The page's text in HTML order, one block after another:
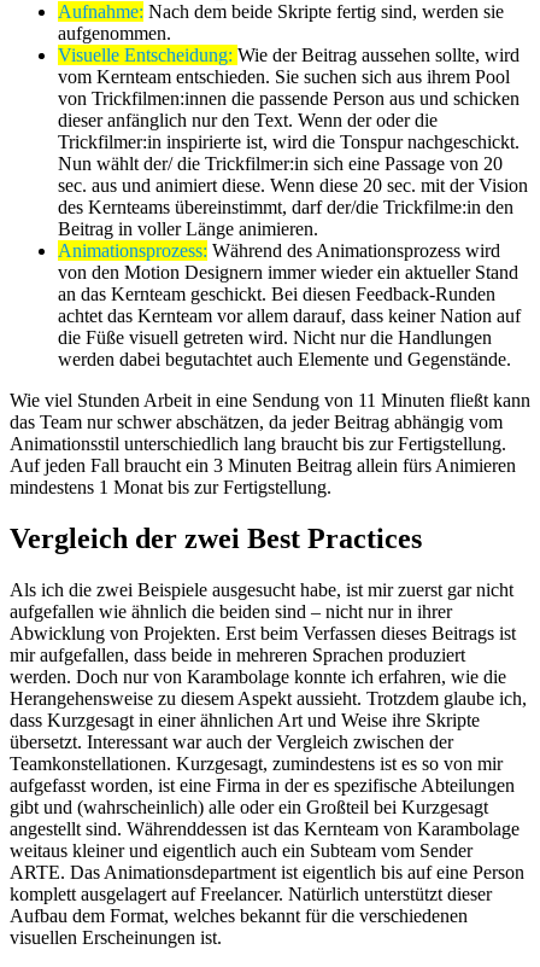
Aufnahme: Nach dem beide Skripte fertig sind, werden sie
aufgenommen.
Visuelle Entscheidung: Wie der Beitrag aussehen sollte, wird
vom Kernteam entschieden. Sie suchen sich aus ihrem Pool
von Trickfilmen:innen die passende Person aus und schicken
dieser anfänglich nur den Text. Wenn der oder die
Trickfilmer:in inspirierte ist, wird die Tonspur nachgeschickt.
Nun wählt der/ die Trickfilmer:in sich eine Passage von 20
sec. aus und animiert diese. Wenn diese 20 sec. mit der Vision
des Kernteams übereinstimmt, darf der/die Trickfilme:in den
Beitrag in voller Länge animieren.
Animationsprozess: Während des Animationsprozess wird
von den Motion Designern immer wieder ein aktueller Stand
an das Kernteam geschickt. Bei diesen Feedback-Runden
achtet das Kernteam vor allem darauf, dass keiner Nation auf
die Füße visuell getreten wird. Nicht nur die Handlungen
werden dabei begutachtet auch Elemente und Gegenstände.
Wie viel Stunden Arbeit in eine Sendung von 11 Minuten fließt kann
das Team nur schwer abschätzen, da jeder Beitrag abhängig vom
Animationsstil unterschiedlich lang braucht bis zur Fertigstellung.
Auf jeden Fall braucht ein 3 Minuten Beitrag allein fürs Animieren
mindestens 1 Monat bis zur Fertigstellung.
Vergleich der zwei Best Practices
Als ich die zwei Beispiele ausgesucht habe, ist mir zuerst gar nicht
aufgefallen wie ähnlich die beiden sind – nicht nur in ihrer
Abwicklung von Projekten. Erst beim Verfassen dieses Beitrags ist
mir aufgefallen, dass beide in mehreren Sprachen produziert
werden. Doch nur von Karambolage konnte ich erfahren, wie die
Herangehensweise zu diesem Aspekt aussieht. Trotzdem glaube ich,
dass Kurzgesagt in einer ähnlichen Art und Weise ihre Skripte
übersetzt. Interessant war auch der Vergleich zwischen der
Teamkonstellationen. Kurzgesagt, zumindestens ist es so von mir
aufgefasst worden, ist eine Firma in der es spezifische Abteilungen
gibt und (wahrscheinlich) alle oder ein Großteil bei Kurzgesagt
angestellt sind. Währenddessen ist das Kernteam von Karambolage
weitaus kleiner und eigentlich auch ein Subteam vom Sender
ARTE. Das Animationsdepartment ist eigentlich bis auf eine Person
komplett ausgelagert auf Freelancer. Natürlich unterstützt dieser
Aufbau dem Format, welches bekannt für die verschiedenen
visuellen Erscheinungen ist.